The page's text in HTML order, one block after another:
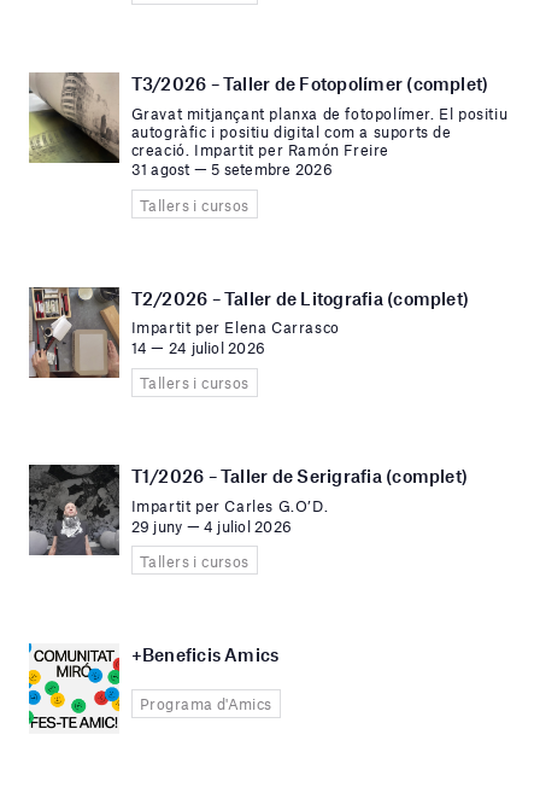
T3/2026 – Taller de Fotopolímer (complet)
Gravat mitjançant planxa de fotopolímer. El positiu
autogràfic i positiu digital com a suports de
creació. Impartit per Ramón Freire
31 agost — 5 setembre 2026
Tallers i cursos
T2/2026 – Taller de Litografia (complet)
Impartit per Elena Carrasco
14 — 24 juliol 2026
Tallers i cursos
T1/2026 – Taller de Serigrafia (complet)
Impartit per Carles G.O’D.
29 juny — 4 juliol 2026
Tallers i cursos
+Beneficis Amics
Programa d'Amics